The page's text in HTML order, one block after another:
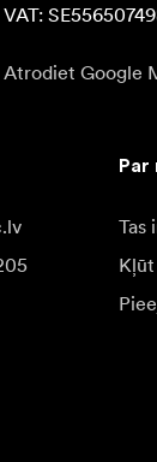
VAT:
Atrodiet Google
Par
Tas